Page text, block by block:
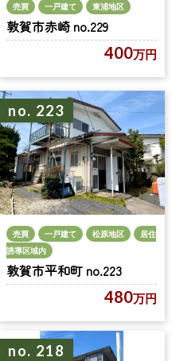
売買 一戸建て 東浦地区
敦賀市赤崎 no.229
400万円
no. 223
売買 一戸建て 松原地区
居住
誘導区域内
敦賀市平和町 no.223
480万円
no. 218